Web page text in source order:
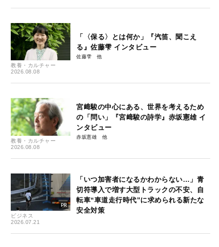
教養・カルチャー
2026.08.08
「〈保る〉とは何か」『汽笛、聞こえ
る』佐藤雫 インタビュー
佐藤雫
教養・カルチャー
2026.08.08
宮﨑駿の中心にある、世界を考えるため
の「問い」『宮﨑駿の詩学』赤坂憲雄 イ
ンタビュー
赤坂憲雄
ビジネス
2026.07.21
「いつ加害者になるかわからない…」青
切符導入で増す大型トラックの不安、自
転車“車道走行時代”に求められる新たな
安全対策